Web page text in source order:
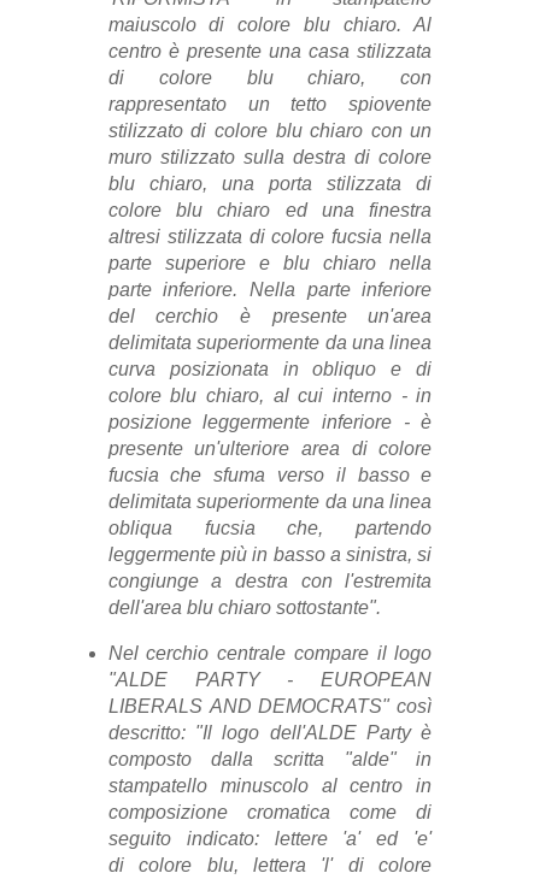
maiuscolo di colore blu chiaro.Al
centro è presente una casa stilizzata
di colore blu chiaro, con
rappresentato un tettospiovente
stilizzato di colore blu chiaro con un
muro stilizzato sulla destra di colore
blu chiaro, una porta stilizzata di
colore blu chiaro ed una finestra
altresi stilizzata di colorefucsia nella
parte superiore e blu chiaro nella
parte inferiore. Nella parte inferiore
del cerchio è presente un'area
delimitata superiormente da unalinea
curva posizionata in obliquo e di
colore blu chiaro, al cui interno - in
posizioneleggermente inferiore - è
presente un'ulteriore area di colore
fucsia che sfuma verso il basso e
delimitata superiormente da una linea
obliqua fucsia che, partendo
leggermente più in basso a sinistra, si
congiunge a destra con l'estremita
dell'area blu chiaro sottostante".
Nel cerchio centrale compare il logo
"ALDE PARTY - EUROPEAN
LIBERALS AND DEMOCRATS" così
descritto: "Il logo dell'ALDE Party è
composto dalla scritta "alde" in
stampatello minuscolo alcentro in
composizione cromatica come di
seguito indicato: lettere 'a' ed 'e'
dicolore blu, lettera 'l' di colore